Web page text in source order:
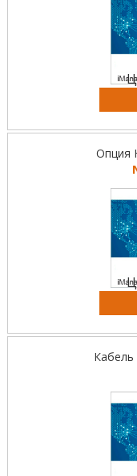
Опция
Кабель